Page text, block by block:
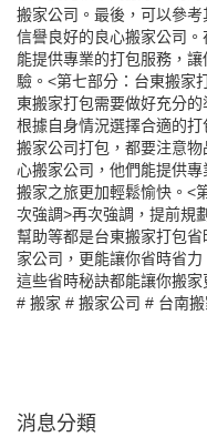
搬家公司。最後，可以參
信譽良好的良心搬家公司
能提供專業的打包服務，
驗。<第七部分：台東搬家
東搬家打包需要做好充分
根據自身情況選擇合適的
搬家公司打包，都要注意
心搬家公司，他們能提供
搬家之旅更加輕鬆愉快。<
次強調>再次強調，提前規
幫助等都是台東搬家打包
家公司，更能讓你省時省
這些省時秘訣都能讓你搬
# 搬家 # 搬家公司 # 台南
消息分類